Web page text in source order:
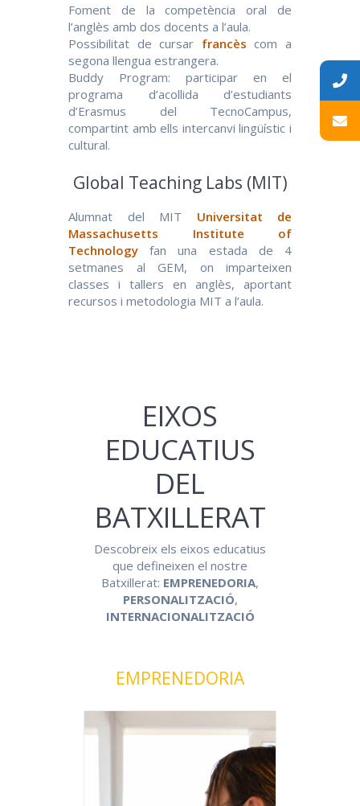
Foment de la competència oral de
l’anglès amb dos docents a l’aula.
Possibilitat de cursar francès com a
segona llengua estrangera.
Buddy Program: participar en el
programa d’acollida d’estudiants
d’Erasmus del TecnoCampus,
compartint amb ells intercanvi lingüístic i
cultural.
Global Teaching Labs (MIT)
Alumnat del MIT Universitat de
Massachusetts Institute of
Technology fan una estada de 4
setmanes al GEM, on imparteixen
classes i tallers en anglès, aportant
recursos i metodologia MIT a l’aula.
EIXOS
EDUCATIUS
DEL
BATXILLERAT
Descobreix els eixos educatius
que defineixen el nostre
Batxillerat: EMPRENEDORIA,
PERSONALITZACIÓ,
INTERNACIONALITZACIÓ
EMPRENEDORIA